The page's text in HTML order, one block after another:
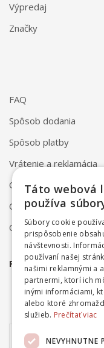
Výpredaj
Značky
FAQ
Spôsob dodania
Spôsob platby
Vrátenie a reklamácia
Odstúpenie od
Obchodné podmienky
Ochrana osobných
PRIHLÁSTE SA NA
Odber noviniek
Táto webová
používa
Súbory cookie
prispôsobenie
návštevnosti.
používaní našej
našimi reklamnými a
partnermi, ktorí ich
inými informáciami,
alebo ktoré
služieb. Prečítať viac
NEVYHNUTNE